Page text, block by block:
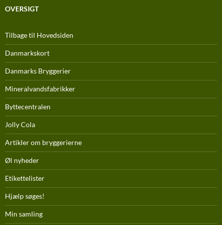
OVERSIGT
Tilbage til Hovedsiden
Danmarkskort
Danmarks Bryggerier
Mineralvandsfabrikker
Byttecentralen
Jolly Cola
Artikler om bryggerierne
Øl nyheder
Etikettelister
Hjælp søges!
Min samling